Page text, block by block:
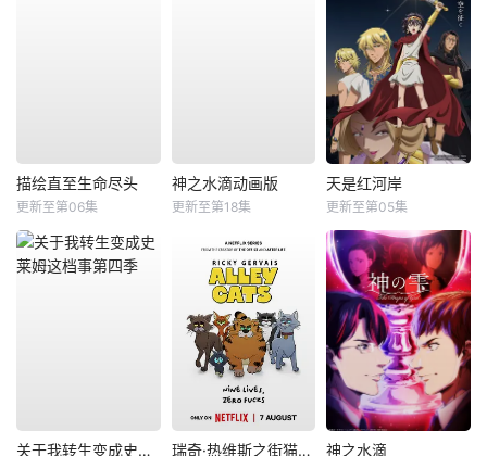
描绘直至生命尽头
更新至第06集
神之水滴动画版
更新至第18集
天是红河岸
更新至第05集
关于我转生变成史莱姆这档事第四季 瑞奇·热维斯之街猫一族 神之水滴